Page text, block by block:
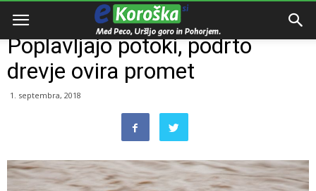
Domov
Poplavljajo potoki, podrto
drevje ovira promet
1. septembra, 2018